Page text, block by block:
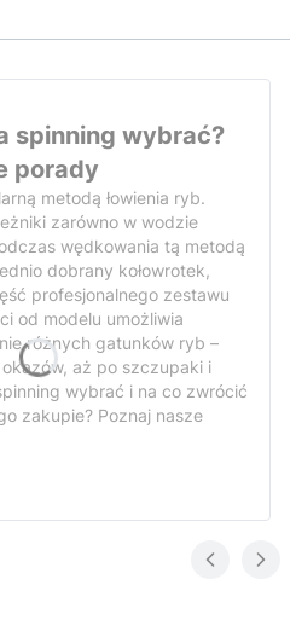
spinning wybrać?
porady
metodą łowienia ryb.
zarówno w wodzie
wędkowania tą metodą
dobrany kołowrotek,
profesjonalnego zestawu
od modelu umożliwia
różnych gatunków ryb –
aż po szczupaki i
wybrać i na co zwrócić
zakupie? Poznaj nasze